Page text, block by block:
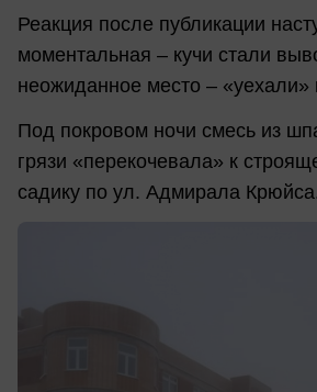
Реакция после публикации
моментальная – кучи стали
неожиданное место – «уехали»
Под покровом ночи смесь из
грязи «перекочевала» к
садику по ул. Адмирала